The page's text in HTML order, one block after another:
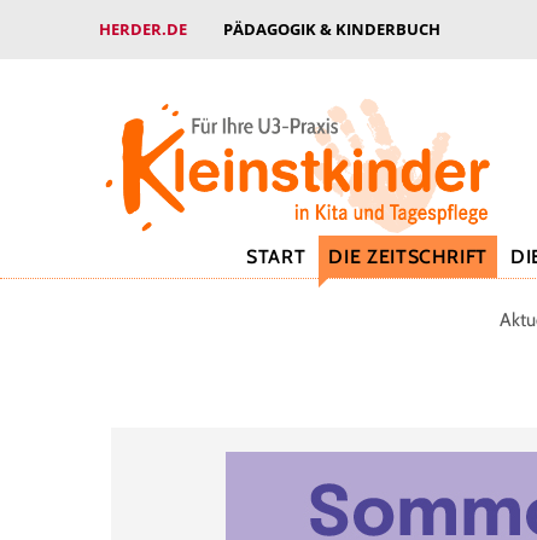
HERDER.DE PÄDAGOGIK & KINDERBUCH
START DIE ZEITSCHRIFT